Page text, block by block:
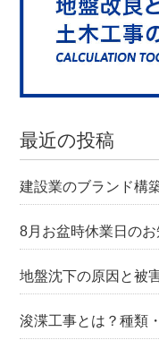
最近の投稿
建設業のブランド構
8月お盆時休業日の
地盤沈下の原因と被
浚渫工事とは？種類